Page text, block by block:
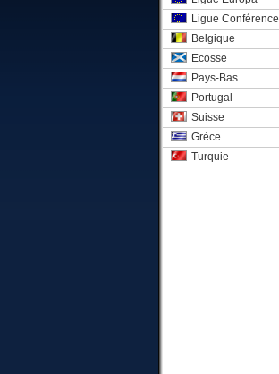
Ligue Conférence
Belgique
Ecosse
Pays-Bas
Portugal
Suisse
Grèce
Turquie